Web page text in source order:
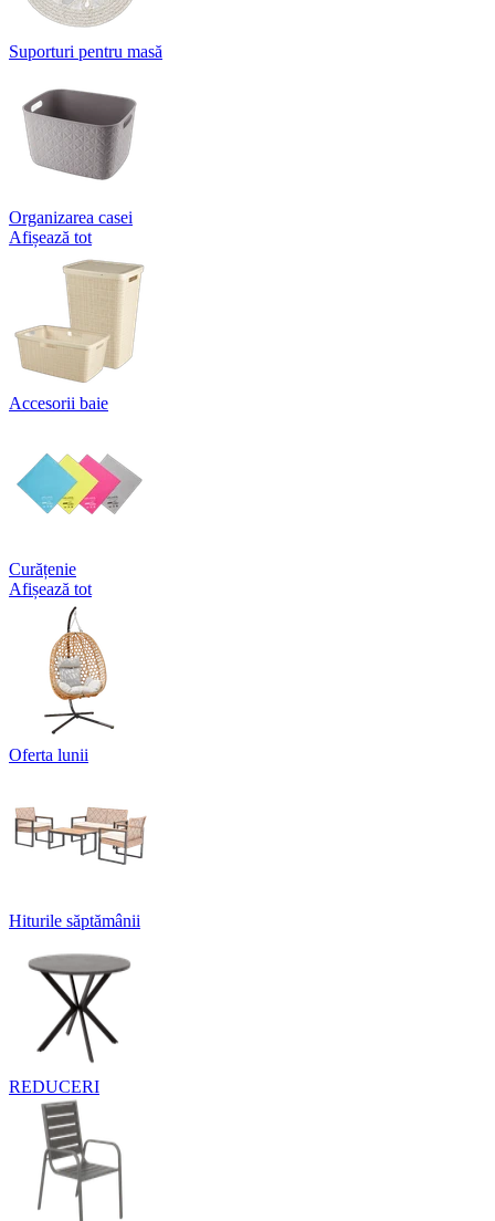
Suporturi pentru masă
Organizarea casei
Afișează tot
Accesorii baie
Curățenie
Afișează tot
Oferta lunii
Hiturile săptămânii
REDUCERI